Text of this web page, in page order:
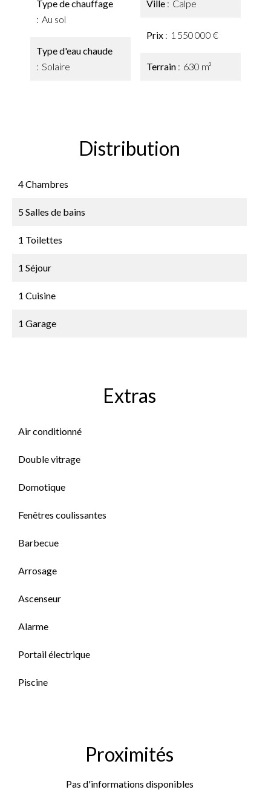
Type de chauffage
Au sol
Type d'eau chaude
Solaire
Ville Calpe
Prix 1 550 000 €
Terrain 630 m²
Distribution
4 Chambres
5 Salles de bains
1 Toilettes
1 Séjour
1 Cuisine
1 Garage
Extras
Air conditionné
Double vitrage
Domotique
Fenêtres coulissantes
Barbecue
Arrosage
Ascenseur
Alarme
Portail électrique
Piscine
Proximités
Pas d'informations disponibles